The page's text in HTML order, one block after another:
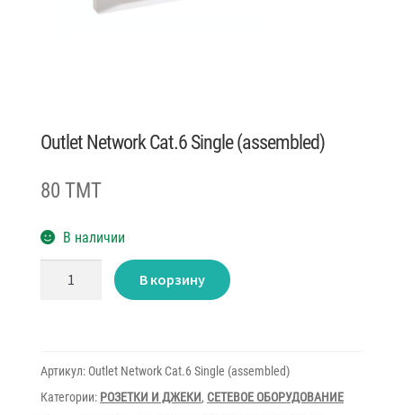
Outlet Network Cat.6 Single (assembled)
80 TMT
В наличии
Количество
товара
В корзину
Артикул: Outlet Network Cat.6 Single (assembled)
Категории: РОЗЕТКИ И ДЖЕКИ, СЕТЕВОЕ ОБОРУДОВАНИЕ